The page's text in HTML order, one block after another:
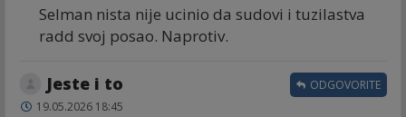
Selman nista nije ucinio da sudovi i tuzilastva
radd svoj posao. Naprotiv.
Jeste i to
19.05.2026 18:45
ODGOVORITE